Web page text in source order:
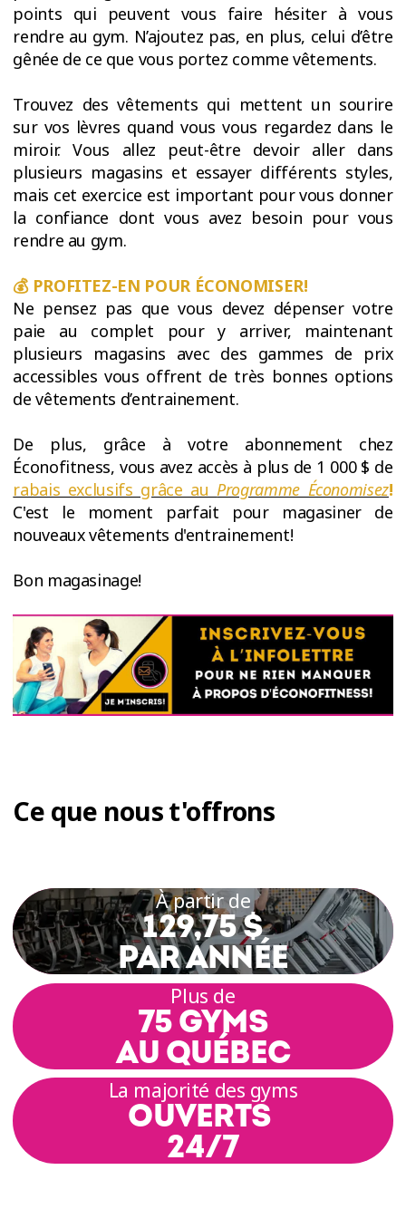
points qui peuvent vous faire hésiter à vous
rendre au gym. N’ajoutez pas, en plus, celui d’être
gênée de ce que vous portez comme vêtements.
Trouvez des vêtements qui mettent un sourire
sur vos lèvres quand vous vous regardez dans le
miroir. Vous allez peut-être devoir aller dans
plusieurs magasins et essayer différents styles,
mais cet exercice est important pour vous donner
la confiance dont vous avez besoin pour vous
rendre au gym.
💰 PROFITEZ-EN POUR ÉCONOMISER!
Ne pensez pas que vous devez dépenser votre
paie au complet pour y arriver, maintenant
plusieurs magasins avec des gammes de prix
accessibles vous offrent de très bonnes options
de vêtements d’entrainement.
De plus, grâce à votre abonnement chez
Éconofitness, vous avez accès à plus de 1 000 $ de
rabais exclusifs grâce auProgramme Économisez!
C'est le moment parfait pour magasiner de
nouveaux vêtements d'entrainement!
Bon magasinage!
Ce que nous t'offrons
À partir de
129,75 $
PAR ANNÉE
Plus de
75 GYMS
AU QUÉBEC
La majorité des gyms
OUVERTS
24/7